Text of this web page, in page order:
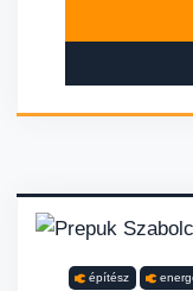
építész